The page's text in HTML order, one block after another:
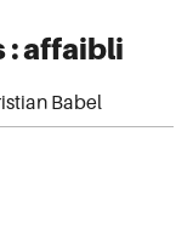
: affaibli
Babel